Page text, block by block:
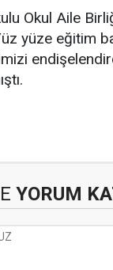
Okul Aile
yüze eğitim
YORUM